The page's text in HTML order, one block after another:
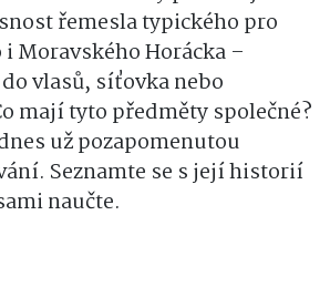
z Mokré Lhoty přibližující
řemesla typického pro
Moravského Horácka –
vlasů, síťovka nebo
mají tyto předměty společné?
už pozapomenutou
Seznamte se s její historií